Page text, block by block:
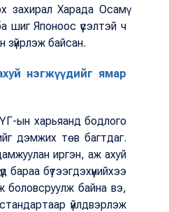
захирал Харада Осамү
шиг Японоос үүсэлтэй ч
зүйрлэж байсан.
нэгжүүдийг ямар
ын харьяанд бодлого
дэмжих төв багтдаг.
иргэн, аж ахуй
бараа бүтээгдэхүүнийхээ
боловсруулж байна вэ,
үйлдвэрлэж